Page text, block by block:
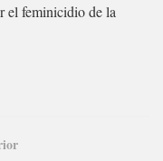
el feminicidio de la